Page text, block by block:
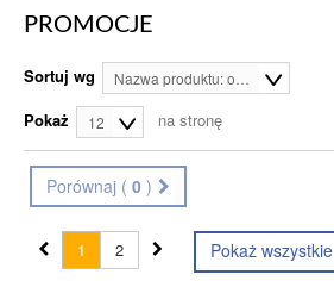
PROMOCJE
Sortuj wg
Pokaż 12 na stronę
Porównaj ( 0 )
Pokaż wszystkie
1 2